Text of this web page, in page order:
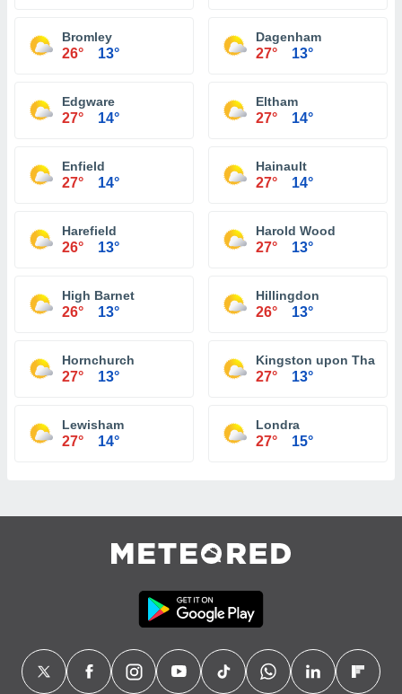
Bromley
26° 13°
Dagenham
27° 13°
Edgware
27° 14°
Eltham
27° 14°
Enfield
27° 14°
Hainault
27° 14°
Harefield
26° 13°
Harold Wood
27° 13°
High Barnet
26° 13°
Hillingdon
26° 13°
Hornchurch
27° 13°
Kingston upon Thames
27° 13°
Lewisham
27° 14°
Londra
27° 15°